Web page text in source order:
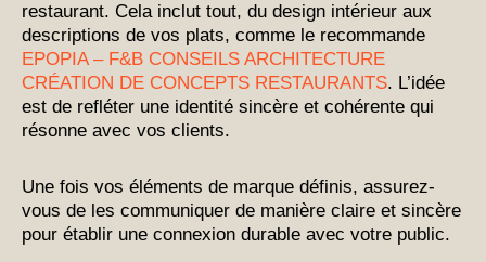
restaurant. Cela inclut tout, du design intérieur aux
descriptions de vos plats, comme le recommande
EPOPIA – F&B CONSEILS ARCHITECTURE
CRÉATION DE CONCEPTS RESTAURANTS. L’idée
est de refléter une identité sincère et cohérente qui
résonne avec vos clients.
Une fois vos éléments de marque définis, assurez-
vous de les communiquer de manière claire et sincère
pour établir une connexion durable avec votre public.